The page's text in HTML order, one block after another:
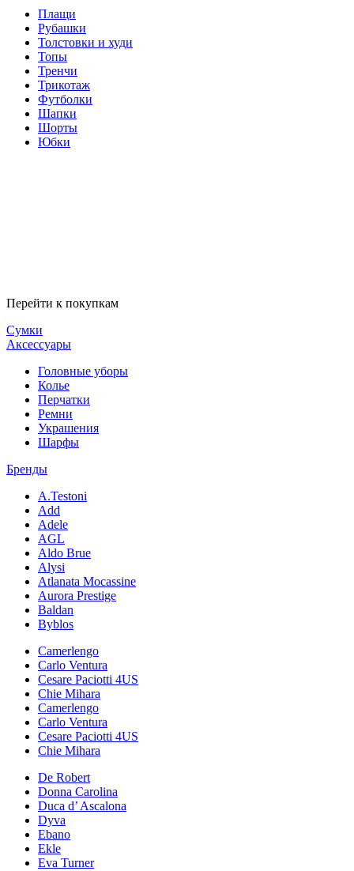
Плащи
Рубашки
Толстовки и худи
Топы
Тренчи
Трикотаж
Футболки
Шапки
Шорты
Юбки
Перейти к покупкам
Сумки
Аксессуары
Головные уборы
Колье
Перчатки
Ремни
Украшения
Шарфы
Бренды
A.Testoni
Add
Adele
AGL
Aldo Brue
Alysi
Atlanata Mocassine
Aurora Prestige
Baldan
Byblos
Camerlengo
Carlo Ventura
Cesare Paciotti 4US
Chie Mihara
Camerlengo
Carlo Ventura
Cesare Paciotti 4US
Chie Mihara
De Robert
Donna Carolina
Duca d’ Ascalona
Dyva
Ebano
Ekle
Eva Turner